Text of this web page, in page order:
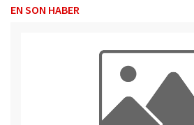
EN SON HABER